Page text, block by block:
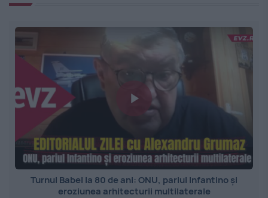
Turnul Babel la 80 de ani: ONU, pariul Infantino și
eroziunea arhitecturii multilaterale